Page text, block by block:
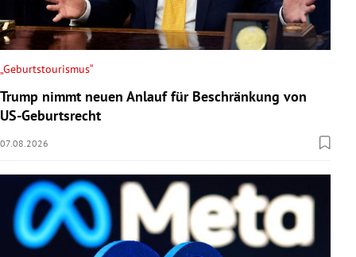
„Geburtstourismus“
Trump nimmt neuen Anlauf für Beschränkung von
US-Geburtsrecht
07.08.2026